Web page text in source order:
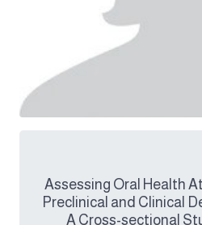
Assessing Oral Health
Preclinical and Clinical
A Cross-sectional